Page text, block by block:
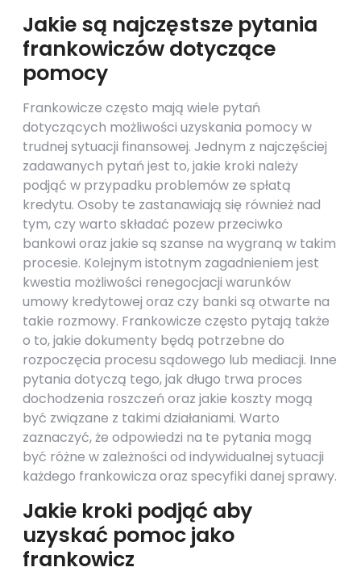
Jakie są najczęstsze pytania
frankowiczów dotyczące
pomocy
Frankowicze często mają wiele pytań
dotyczących możliwości uzyskania pomocy w
trudnej sytuacji finansowej. Jednym z najczęściej
zadawanych pytań jest to, jakie kroki należy
podjąć w przypadku problemów ze spłatą
kredytu. Osoby te zastanawiają się również nad
tym, czy warto składać pozew przeciwko
bankowi oraz jakie są szanse na wygraną w takim
procesie. Kolejnym istotnym zagadnieniem jest
kwestia możliwości renegocjacji warunków
umowy kredytowej oraz czy banki są otwarte na
takie rozmowy. Frankowicze często pytają także
o to, jakie dokumenty będą potrzebne do
rozpoczęcia procesu sądowego lub mediacji. Inne
pytania dotyczą tego, jak długo trwa proces
dochodzenia roszczeń oraz jakie koszty mogą
być związane z takimi działaniami. Warto
zaznaczyć, że odpowiedzi na te pytania mogą
być różne w zależności od indywidualnej sytuacji
każdego frankowicza oraz specyfiki danej sprawy.
Jakie kroki podjąć aby
uzyskać pomoc jako
frankowicz